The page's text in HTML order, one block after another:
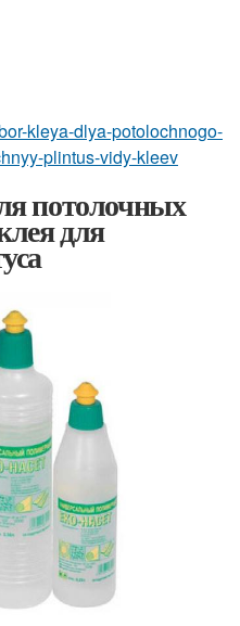
kleya-dlya-potolochnogo-
plintus-vidy-kleev
потолочных
для